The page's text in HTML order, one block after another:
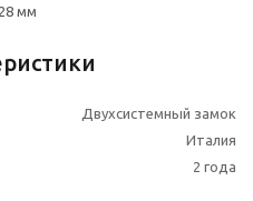
мм
Двухсистемный замок
Италия
2 года